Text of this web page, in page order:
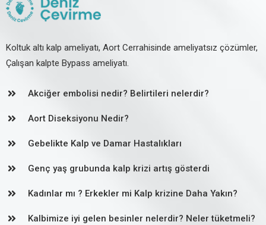
Koltuk altı kalp ameliyatı, Aort Cerrahisinde ameliyatsız çözümler,
Çalışan kalpte Bypass ameliyatı.
Akciğer embolisi nedir? Belirtileri nelerdir?
Aort Diseksiyonu Nedir?
Gebelikte Kalp ve Damar Hastalıkları
Genç yaş grubunda kalp krizi artış gösterdi
Kadınlar mı ? Erkekler mi Kalp krizine Daha Yakın?
Kalbimize iyi gelen besinler nelerdir? Neler tüketmeli?